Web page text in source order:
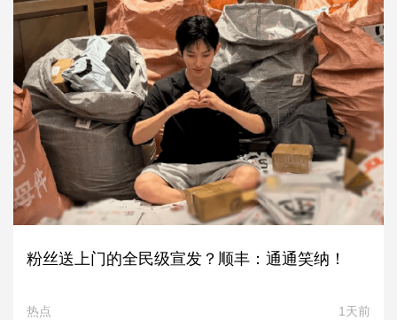
粉丝送上门的全民级宣发？顺丰：通通笑纳！
热点 1天前